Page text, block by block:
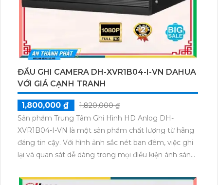
hợp khả năng thu âm và loa chất lượng, giúp bạn
giao tiếp và nghe lại âm thanh một cách dễ dàng.
ĐẦU GHI CAMERA DH-XVR1B04-I-VN DAHUA
VỚI GIÁ CẠNH TRANH
1,800,000 ₫
1,820,000 ₫
Sản phẩm Trung Tâm Ghi Hình HD Anlog DH-
XVR1B04-I-VN là một sản phẩm chất lượng từ hãng
đáng tin cậy. Với hình ảnh sắc nét ban đêm, việc ghi
lại và quan sát dễ dàng trong mọi điều kiện ánh sáng.
video lớn. Với chất lượng hình ảnh 2.0 megapixel